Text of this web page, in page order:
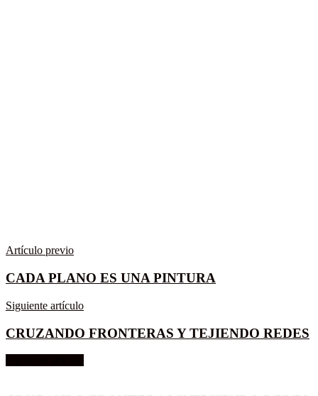
Artículo previo
CADA PLANO ES UNA PINTURA
Siguiente artículo
CRUZANDO FRONTERAS Y TEJIENDO REDES